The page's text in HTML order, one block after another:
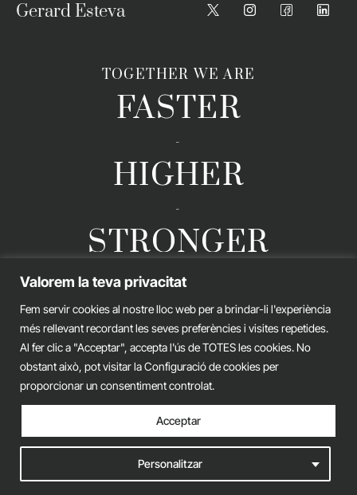
Valorem la teva privacitat
Fem servir cookies al nostre lloc web per a brindar-li l'experiència
més rellevant recordant les seves preferències i visites repetides.
Al fer clic a "Acceptar", accepta l'ús de TOTES les cookies. No
obstant això, pot visitar la Configuració de cookies per
proporcionar un consentiment controlat.
Personalitzar
Acceptar
Gerard Esteva
TOGETHER WE ARE
FASTER
-
HIGHER
-
STRONGER
GERARD ESTEVA © 2026. ALL RIGHTS RESERVED
Legal advice Privacy policy Cookies policy
iònic.web